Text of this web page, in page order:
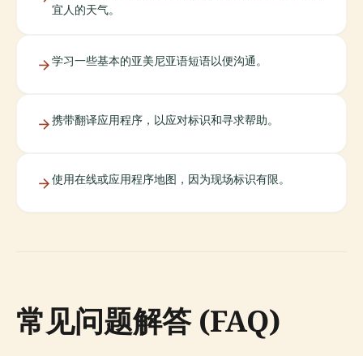
宜人的天气。
学习一些基本的亚美尼亚语短语以便沟通。
携带翻译应用程序，以应对标识和寻求帮助。
使用在线或应用程序地图，因为现场标识有限。
常见问题解答 (FAQ)